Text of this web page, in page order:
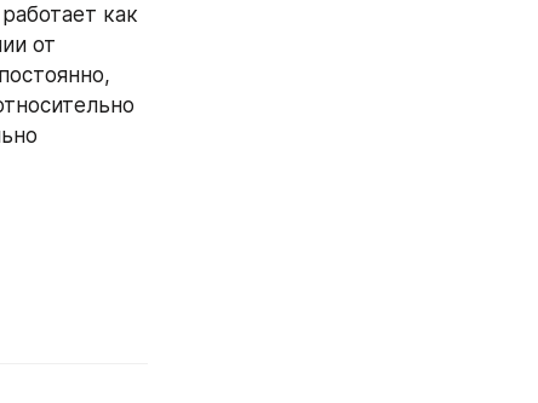
как
от